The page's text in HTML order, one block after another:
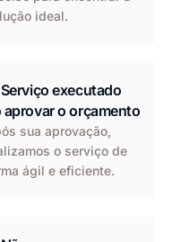
ideal.
executado
aprovar o orçamento
sua aprovação,
o serviço de
ágil e eficiente.